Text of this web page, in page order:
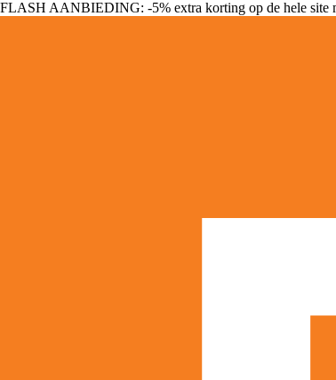
FLASH AANBIEDING: -5% extra korting op de hele site